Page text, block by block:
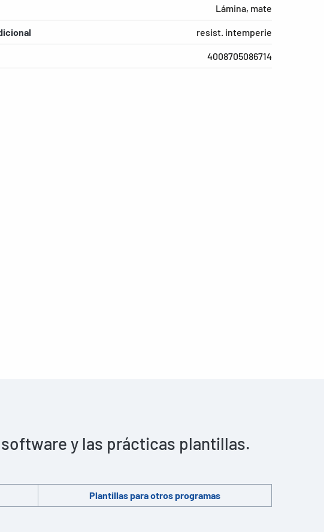
Lámina, mate
resist. intemperie
4008705086714
y las prácticas plantillas.
Plantillas para otros programas